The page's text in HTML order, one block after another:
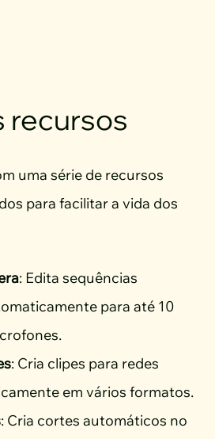
recursos
uma série de recursos
para facilitar a vida dos
: Edita sequências
para até 10
: Cria clipes para redes
em vários formatos.
: Cria cortes automáticos no